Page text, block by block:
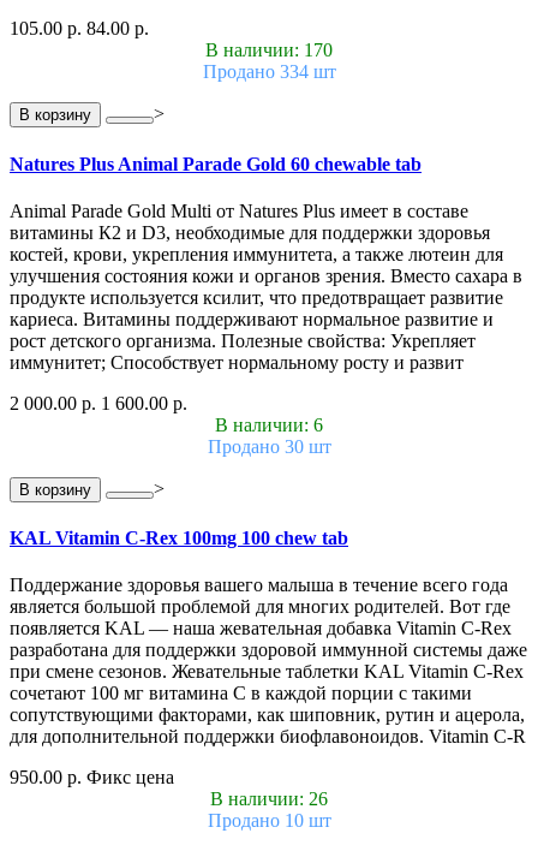
105.00 р. 84.00 р.
В наличии: 170
Продано 334 шт
В корзину >
Natures Plus Animal Parade Gold 60 chewable tab
Animal Parade Gold Multi от Natures Plus имеет в составе
витамины К2 и D3, необходимые для поддержки здоровья
костей, крови, укрепления иммунитета, а также лютеин для
улучшения состояния кожи и органов зрения. Вместо сахара в
продукте используется ксилит, что предотвращает развитие
кариеса. Витамины поддерживают нормальное развитие и
рост детского организма. Полезные свойства: Укрепляет
иммунитет; Способствует нормальному росту и развит
2 000.00 р. 1 600.00 р.
В наличии: 6
Продано 30 шт
В корзину >
KAL Vitamin C-Rex 100mg 100 chew tab
Поддержание здоровья вашего малыша в течение всего года
является большой проблемой для многих родителей. Вот где
появляется KAL — наша жевательная добавка Vitamin C-Rex
разработана для поддержки здоровой иммунной системы даже
при смене сезонов. Жевательные таблетки KAL Vitamin C-Rex
сочетают 100 мг витамина C в каждой порции с такими
сопутствующими факторами, как шиповник, рутин и ацерола,
для дополнительной поддержки биофлавоноидов. Vitamin C-R
950.00 р. Фикс цена
В наличии: 26
Продано 10 шт